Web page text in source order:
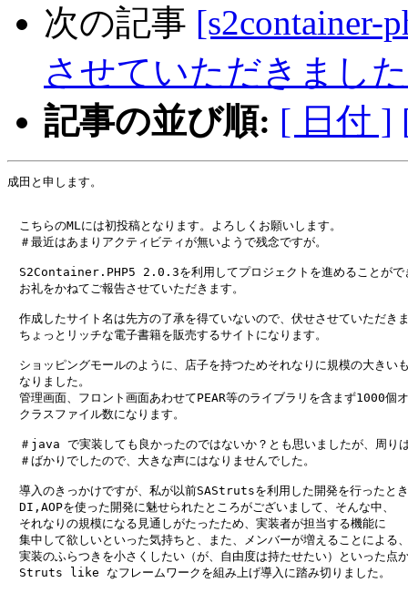
次の記事 [s2container-
させていただきまし
記事の並び順: [ 日付 ]
成田と申します。
こちらのMLには初投稿となります。よろしくお願いします。
＃最近はあまりアクティビティが無いようで残念ですが。
S2Container.PHP5 2.0.3を利用してプロジェクトを進めることがで
お礼をかねてご報告させていただきます。
作成したサイト名は先方の了承を得ていないので、伏せさせていただき
ちょっとリッチな電子書籍を販売するサイトになります。
ショッピングモールのように、店子を持つためそれなりに規模の大きい
なりました。
管理画面、フロント画面あわせてPEAR等のライブラリを含まず1000個
クラスファイル数になります。
＃java で実装しても良かったのではないか？とも思いましたが、周り
＃ばかりでしたので、大きな声にはなりませんでした。
導入のきっかけですが、私が以前SAStrutsを利用した開発を行ったと
DI,AOPを使った開発に魅せられたところがございまして、そんな中、
それなりの規模になる見通しがたったため、実装者が担当する機能に
集中して欲しいといった気持ちと、また、メンバーが増えることによる
実装のふらつきを小さくしたい（が、自由度は持たせたい）といった点
Struts like なフレームワークを組み上げ導入に踏み切りました。